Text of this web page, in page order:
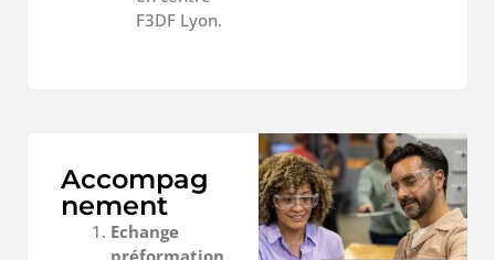
F3DF Lyon.
Accompag
nement
Echange
préformation